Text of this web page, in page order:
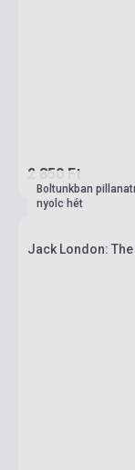
2 850 Ft
Boltunkban
nyolc hét
Jack London: